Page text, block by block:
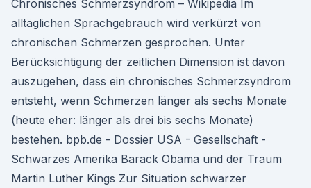
Chronisches Schmerzsyndrom – Wikipedia Im
alltäglichen Sprachgebrauch wird verkürzt von
chronischen Schmerzen gesprochen. Unter
Berücksichtigung der zeitlichen Dimension ist davon
auszugehen, dass ein chronisches Schmerzsyndrom
entsteht, wenn Schmerzen länger als sechs Monate
(heute eher: länger als drei bis sechs Monate)
bestehen. bpb.de - Dossier USA - Gesellschaft -
Schwarzes Amerika Barack Obama und der Traum
Martin Luther Kings Zur Situation schwarzer